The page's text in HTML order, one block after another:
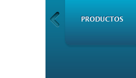
PRODUCTOS